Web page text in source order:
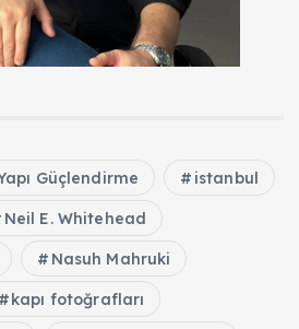
Güçlendirme istanbul
Neil E. Whitehead
Nasuh Mahruki
kapı fotoğrafları